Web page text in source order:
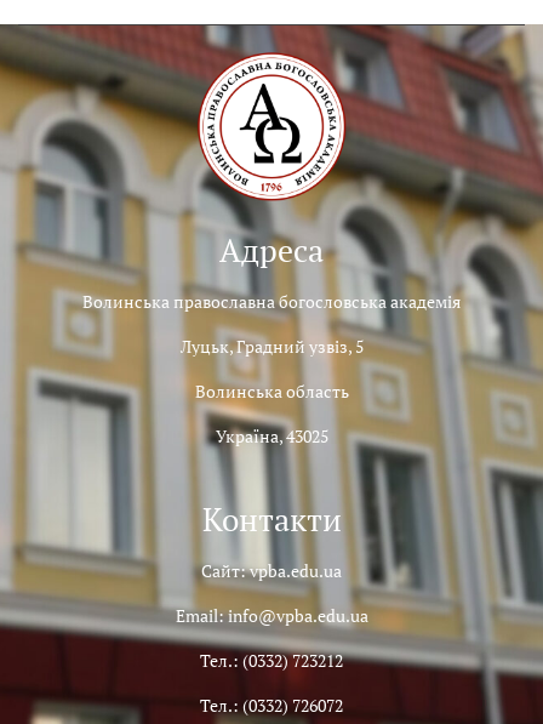
Адреса
Волинська православна богословська академія
Луцьк, Градний узвіз, 5
Волинська область
Україна, 43025
Контакти
Сайт: vpba.edu.ua
Email: info@vpba.edu.ua
Тел.: (0332) 723212
Тел.: (0332) 726072